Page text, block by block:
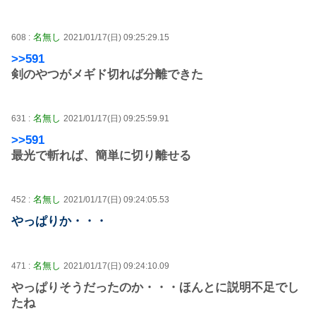
608 : 名無し 2021/01/17(日) 09:25:29.15
>>591
剣のやつがメギド切れば分離できた
631 : 名無し 2021/01/17(日) 09:25:59.91
>>591
最光で斬れば、簡単に切り離せる
452 : 名無し 2021/01/17(日) 09:24:05.53
やっぱりか・・・
471 : 名無し 2021/01/17(日) 09:24:10.09
やっぱりそうだったのか・・・ほんとに説明不足でし
たね